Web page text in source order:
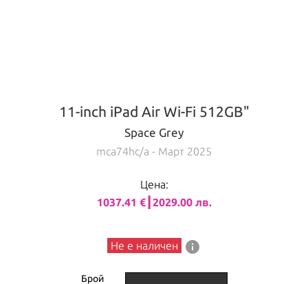
11-inch iPad Air Wi-Fi 512GB"
Space Grey
mca74hc/a - Март 2025
Цена:
1037.41 €┃2029.00 лв.
Не е наличен info
Брой